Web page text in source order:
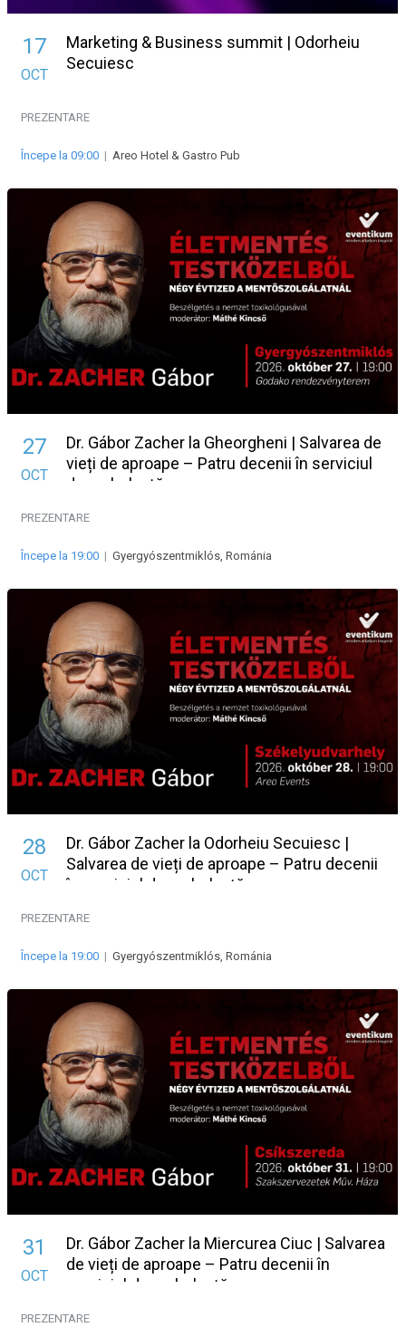
17
OCT
Marketing & Business summit | Odorheiu
Secuiesc
PREZENTARE
Începe la 09:00 | Areo Hotel & Gastro Pub
27
OCT
Dr. Gábor Zacher la Gheorgheni | Salvarea de
vieți de aproape – Patru decenii în serviciul
de ambulanță
PREZENTARE
Începe la 19:00 | Gyergyószentmiklós, Románia
28
OCT
Dr. Gábor Zacher la Odorheiu Secuiesc |
Salvarea de vieți de aproape – Patru decenii
în serviciul de ambulanță
PREZENTARE
Începe la 19:00 | Gyergyószentmiklós, Románia
31
OCT
Dr. Gábor Zacher la Miercurea Ciuc | Salvarea
de vieți de aproape – Patru decenii în
serviciul de ambulanță
PREZENTARE